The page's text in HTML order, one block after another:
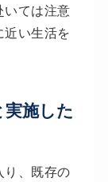
いては注意
い生活を
実施した
り、既存の